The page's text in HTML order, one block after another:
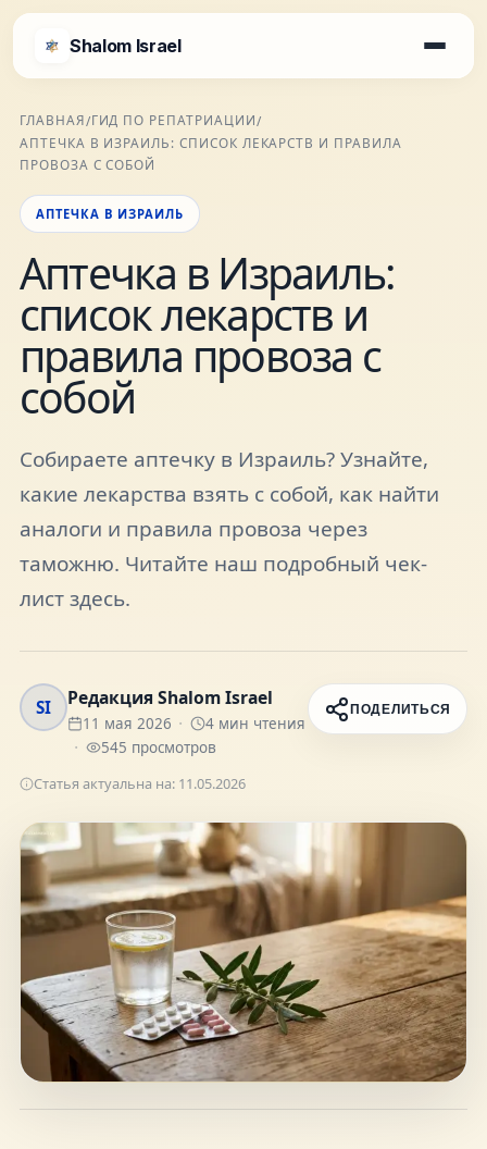
Shalom Israel
Блог
Афиша
Специалисты
Присоединяйтесь к нам
жизни в Израиле
Подписаться
Telegram
hello@shalomisrael.ru
ГЛАВНАЯ/ГИД ПО РЕПАТРИАЦИИ/
АПТЕЧКА В ИЗРАИЛЬ: СПИСОК ЛЕКАРСТВ И ПРАВИЛА
ПРОВОЗА С СОБОЙ
АПТЕЧКА В ИЗРАИЛЬ
Аптечка в Израиль:
список лекарств и
правила провоза с
собой
Собираете аптечку в Израиль? Узнайте,
какие лекарства взять с собой, как найти
аналоги и правила провоза через
таможню. Читайте наш подробный чек-
лист здесь.
SI Редакция Shalom Israel
11 мая 2026 4мин чтения
545 просмотров
ПОДЕЛИТЬСЯ
Статья актуальна на: 11.05.2026